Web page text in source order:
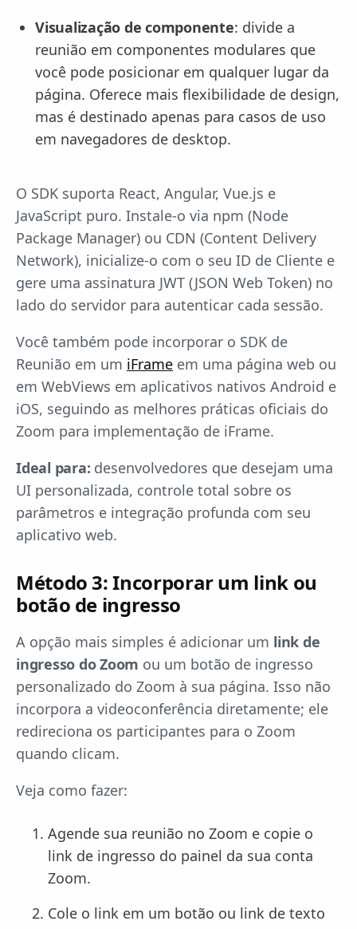
Visualização de componente: divide a
reunião em componentes modulares que
você pode posicionar em qualquer lugar da
página. Oferece mais flexibilidade de design,
mas é destinado apenas para casos de uso
em navegadores de desktop.
O SDK suporta React, Angular, Vue.js e
JavaScript puro. Instale-o via npm (Node
Package Manager) ou CDN (Content Delivery
Network), inicialize-o com o seu ID de Cliente e
gere uma assinatura JWT (JSON Web Token) no
lado do servidor para autenticar cada sessão.
Você também pode incorporar o SDK de
Reunião em um iFrame em uma página web ou
em WebViews em aplicativos nativos Android e
iOS, seguindo as melhores práticas oficiais do
Zoom para implementação de iFrame.
Ideal para: desenvolvedores que desejam uma
UI personalizada, controle total sobre os
parâmetros e integração profunda com seu
aplicativo web.
Método 3: Incorporar um link ou
botão de ingresso
A opção mais simples é adicionar um link de
ingresso do Zoom ou um botão de ingresso
personalizado do Zoom à sua página. Isso não
incorpora a videoconferência diretamente; ele
redireciona os participantes para o Zoom
quando clicam.
Veja como fazer:
Agende sua reunião no Zoom e copie o
link de ingresso do painel da sua conta
Zoom.
Cole o link em um botão ou link de texto